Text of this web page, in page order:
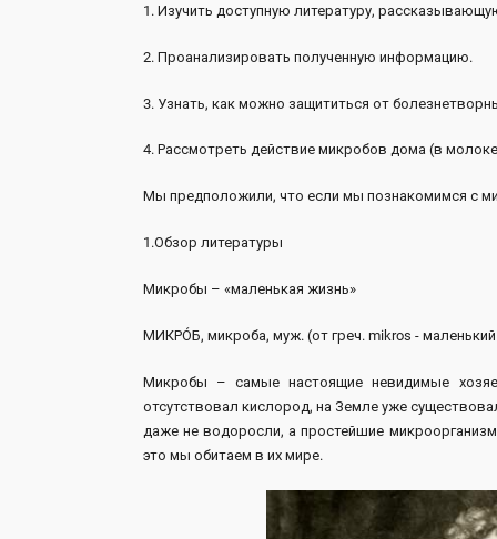
1. Изучить доступную литературу,
2. Проанализировать полученную информацию.
3. Узнать, как можно защититься от
4. Рассмотреть действие микробов дома (в
Мы предположили, что если мы познакомимся с
1.Обзор литературы
Микробы – «маленькая жизнь»
МИКРО́Б, микроба, муж. (от греч. mikros -
Микробы – самые настоящие невидимые
отсутствовал кислород, на Земле уже
даже не водоросли, а простейшие
это мы обитаем в их мире.